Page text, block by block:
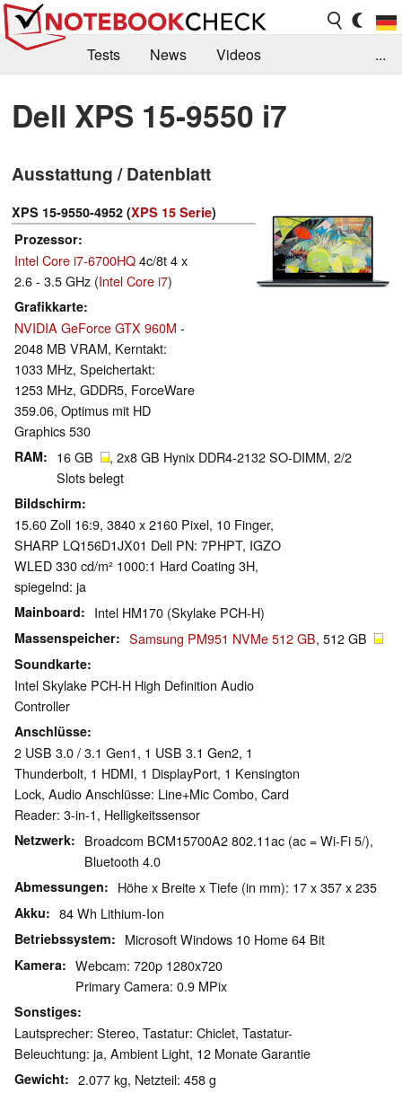
Tests News
Videos
Kaufberatung
Deals Suche
Jobs
Forum
...
Dell XPS 15-9550 i7
Ausstattung / Datenblatt
XPS 15-9550-4952 (XPS 15 Serie)
Prozessor
Intel Core i7-6700HQ4c/8t 4 x
2.6 - 3.5 GHz (Intel Core i7)
Grafikkarte
NVIDIA GeForce GTX 960M -
2048 MB VRAM, Kerntakt:
1033 MHz, Speichertakt:
1253 MHz, GDDR5, ForceWare
359.06, Optimus mit HD
Graphics 530
RAM 16 GB
, 2x8 GB Hynix DDR4-2132 SO-DIMM, 2/2
Slots belegt
Bildschirm
15.60 Zoll 16:9, 3840 x 2160 Pixel, 10 Finger,
SHARP LQ156D1JX01 Dell PN: 7PHPT, IGZO
WLED 330 cd/m² 1000:1 Hard Coating 3H,
spiegelnd: ja
Mainboard Intel HM170 (Skylake PCH-H)
Massenspeicher Samsung PM951 NVMe 512 GB, 512 GB
Soundkarte
Intel Skylake PCH-H High Definition Audio
Controller
Anschlüsse
2 USB 3.0 / 3.1 Gen1, 1 USB 3.1 Gen2, 1
Thunderbolt, 1 HDMI, 1 DisplayPort, 1 Kensington
Lock, Audio Anschlüsse: Line+Mic Combo, Card
Reader: 3-in-1, Helligkeitssensor
Netzwerk
Broadcom BCM15700A2 802.11ac (ac = Wi-Fi 5/),
Bluetooth 4.0
Abmessungen Höhe x Breite x Tiefe (in mm): 17 x 357 x 235
Akku 84 Wh Lithium-Ion
Betriebssystem Microsoft Windows 10 Home 64 Bit
Kamera
Webcam: 720p 1280x720
Primary Camera: 0.9 MPix
Sonstiges
Lautsprecher: Stereo, Tastatur: Chiclet, Tastatur-
Beleuchtung: ja, Ambient Light, 12 Monate Garantie
Gewicht 2.077 kg, Netzteil: 458 g